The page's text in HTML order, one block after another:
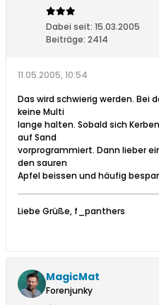
Dabei seit: 15.03.2005
Beiträge: 2414
11.05.2005, 10:54
Das wird schwierig werden. Bei
keine Multi
lange halten. Sobald sich
auf Sand
vorprogrammiert. Dann lieber
den sauren
Apfel beissen und häufig
Liebe Grüße, f_panthers
MagicMat
Forenjunky